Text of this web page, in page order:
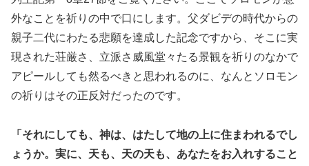
外なことを祈りの中で口にします。父ダビデの時代からの
親子二代にわたる悲願を達成した記念ですから、そこに実
現された荘厳さ、立派さ威風堂々たる景観を祈りのなかで
アピールしても然るべきと思われるのに、なんとソロモン
の祈りはその正反対だったのです。
「それにしても、神は、はたして地の上に住まわれるでし
ょうか。実に、天も、天の天も、あなたをお入れすること